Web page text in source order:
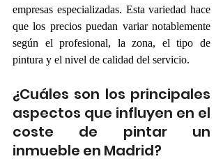
empresas especializadas. Esta variedad hace
que los precios puedan variar notablemente
según el profesional, la zona, el tipo de
pintura y el nivel de calidad del servicio.
¿Cuáles son los principales
aspectos que influyen en el
coste de pintar un
inmueble en Madrid?